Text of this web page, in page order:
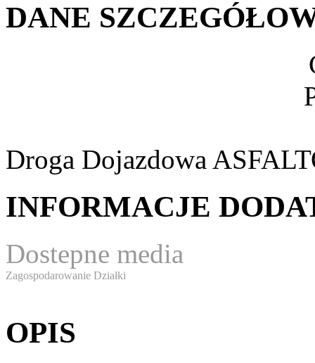
DANE
Droga Dojazdowa
INFORMACJE
Dostepne media
Zagospodarowanie Działki
OPIS